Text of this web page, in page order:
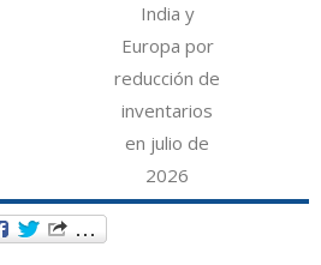
India y
Europa por
reducción de
inventarios
en julio de
2026